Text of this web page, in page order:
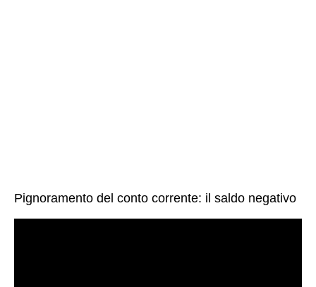
Pignoramento del conto corrente: il saldo negativo